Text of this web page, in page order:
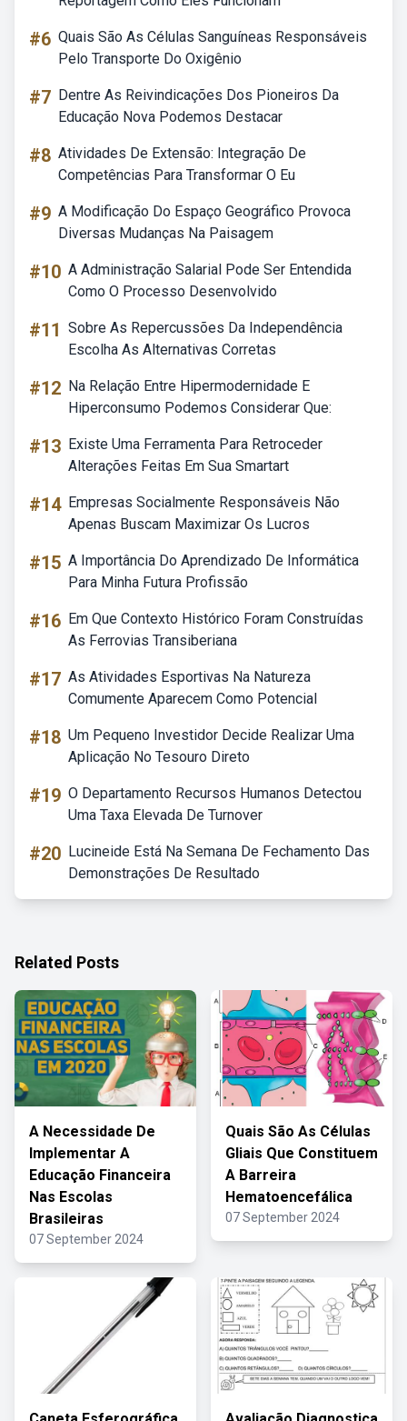
#6 Quais São As Células Sanguíneas Responsáveis
Pelo Transporte Do Oxigênio
#7 Dentre As Reivindicações Dos Pioneiros Da
Educação Nova Podemos Destacar
#8 Atividades De Extensão: Integração De
Competências Para Transformar O Eu
#9 A Modificação Do Espaço Geográfico Provoca
Diversas Mudanças Na Paisagem
#10 A Administração Salarial Pode Ser Entendida
Como O Processo Desenvolvido
#11 Sobre As Repercussões Da Independência
Escolha As Alternativas Corretas
#12 Na Relação Entre Hipermodernidade E
Hiperconsumo Podemos Considerar Que:
#13 Existe Uma Ferramenta Para Retroceder
Alterações Feitas Em Sua Smartart
#14 Empresas Socialmente Responsáveis Não
Apenas Buscam Maximizar Os Lucros
#15 A Importância Do Aprendizado De Informática
Para Minha Futura Profissão
#16 Em Que Contexto Histórico Foram Construídas
As Ferrovias Transiberiana
#17 As Atividades Esportivas Na Natureza
Comumente Aparecem Como Potencial
#18 Um Pequeno Investidor Decide Realizar Uma
Aplicação No Tesouro Direto
#19 O Departamento Recursos Humanos Detectou
Uma Taxa Elevada De Turnover
#20 Lucineide Está Na Semana De Fechamento Das
Demonstrações De Resultado
Related Posts
A Necessidade De
Implementar A
Educação Financeira
Nas Escolas
Brasileiras
07 September 2024
Quais São As Células
Gliais Que Constituem
A Barreira
Hematoencefálica
07 September 2024